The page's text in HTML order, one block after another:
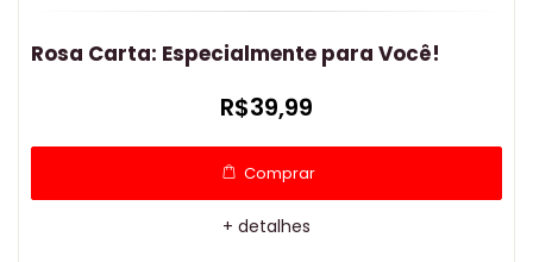
Rosa Carta: Especialmente para Você!
R$39,99
Comprar
+ detalhes